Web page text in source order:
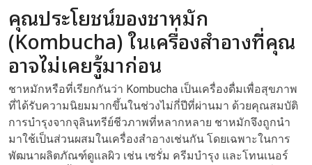
คุณประโยชน์ของชาหมัก
(Kombucha) ในเครื่องสำอางที่คุณ
อาจไม่เคยรู้มาก่อน
ชาหมักหรือที่เรียกกันว่า Kombucha เป็นเครื่องดื่มเพื่อสุขภาพ
ที่ได้รับความนิยมมากขึ้นในช่วงไม่กี่ปีที่ผ่านมา ด้วยคุณสมบัติ
การบำรุงจากจุลินทรีย์ชีวภาพที่หลากหลาย ชาหมักจึงถูกนำ
มาใช้เป็นส่วนผสมในเครื่องสำอางเช่นกัน โดยเฉพาะในการ
พัฒนาผลิตภัณฑ์ดูแลผิว เช่น เซรั่ม ครีมบำรุง และโทนเนอร์